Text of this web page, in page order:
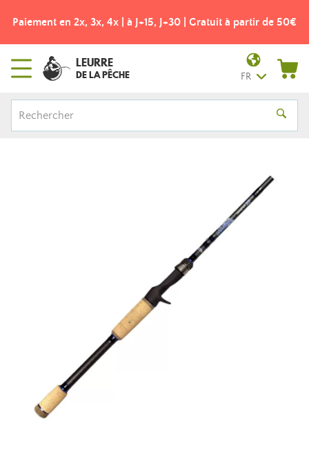
Paiement en 2x, 3x, 4x | à J+15, J+30 | Gratuit à partir de 50€
LEURRE
DE LA PÊCHE FR